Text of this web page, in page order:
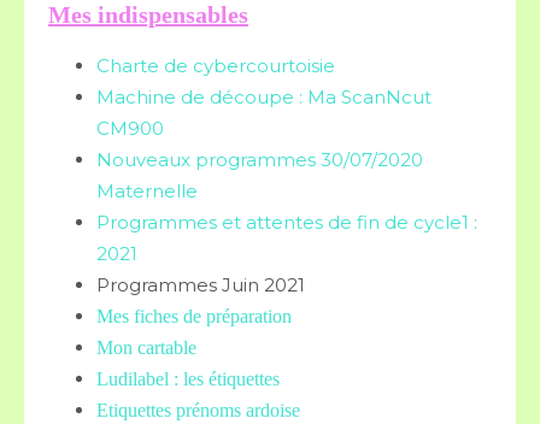
Mes indispensables
Charte de cybercourtoisie
Machine de découpe : Ma ScanNcut
CM900
Nouveaux programmes 30/07/2020
Maternelle
Programmes et attentes de fin de cycle1 :
2021
Programmes Juin 2021
Mes fiches de préparation
Mon cartable
Ludilabel : les étiquettes
Etiquettes prénoms ardoise